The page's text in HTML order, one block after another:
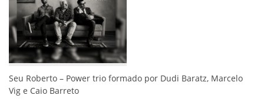
Seu Roberto – Power trio formado por Dudi Baratz, Marcelo
Vig e Caio Barreto